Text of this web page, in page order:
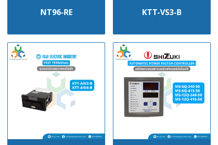
NT96-RE KTT-VS3-B